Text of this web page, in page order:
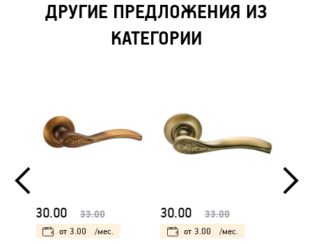
ДРУГИЕ ПРЕДЛОЖЕНИЯ ИЗ
КАТЕГОРИИ
30.00 33.00
от 3.00 /мес.
30.00 33.00
от 3.00 /мес.